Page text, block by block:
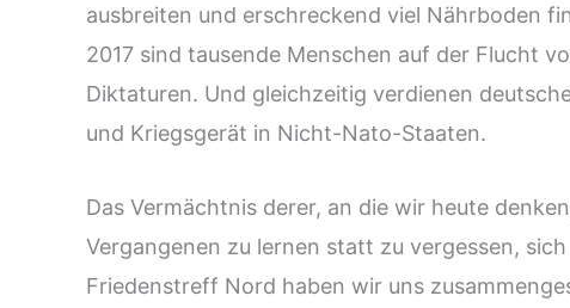
ausbreiten und erschreckend viel Nährboden
2017 sind tausende Menschen auf der Flucht
Diktaturen. Und gleichzeitig verdienen
und Kriegsgerät in Nicht-Nato-Staaten.
Das Vermächtnis derer, an die wir heute
Vergangenen zu lernen statt zu vergessen,
Friedenstreff Nord haben wir uns